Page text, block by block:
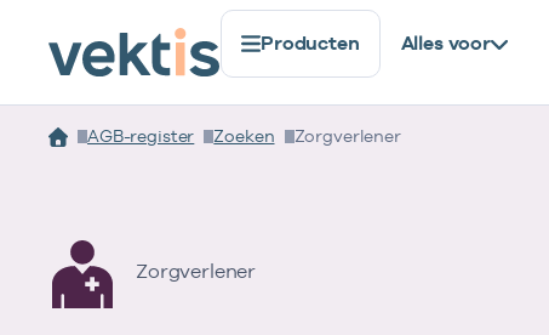
Producten Alles voor
AGB-register Zoeken Zorgverlener
Zorgverlener